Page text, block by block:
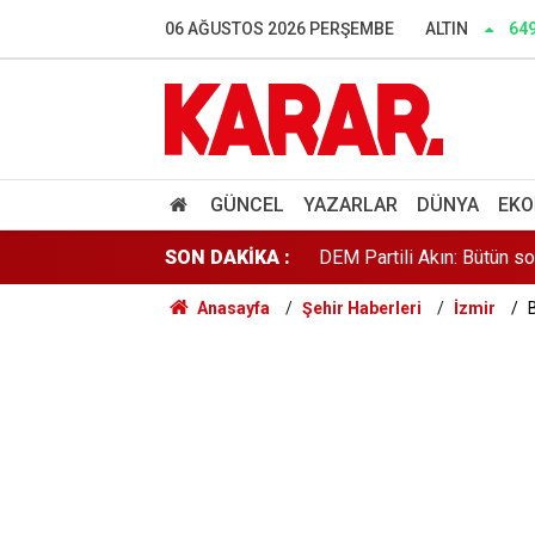
06 AĞUSTOS 2026 PERŞEMBE ALTIN
GÜNCEL YAZARLAR DÜNYA
SON DAKİKA :
Özel'den fezleke
THY ve Koç'u sollayan
DEM Partili Akın: Bütün
Deniz Harp Okulu’nda
YENİ Parti Zonguldak
Anasayfa Şehir Haberleri İzmir